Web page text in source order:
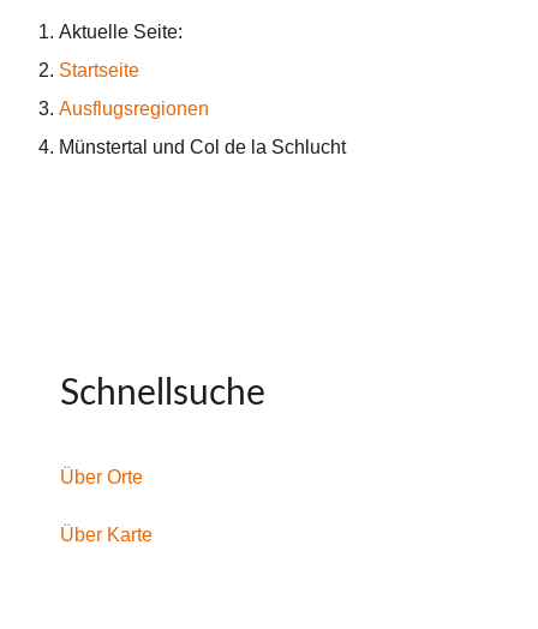
Aktuelle Seite:
Startseite
Ausflugsregionen
Münstertal und Col de la Schlucht
Schnellsuche
Über Orte
Über Karte